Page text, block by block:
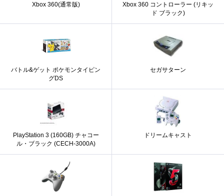
Xbox 360(通常版)
Xbox 360 コントローラー (リキッ
ド ブラック)
バトル&ゲット ポケモンタイピン
グDS
セガサターン
PlayStation 3 (160GB) チャコー
ル・ブラック (CECH-3000A)
ドリームキャスト